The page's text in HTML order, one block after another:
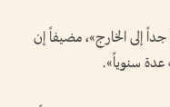
إلى الخارج»، مضيفاً إن
عدة سنوياً».